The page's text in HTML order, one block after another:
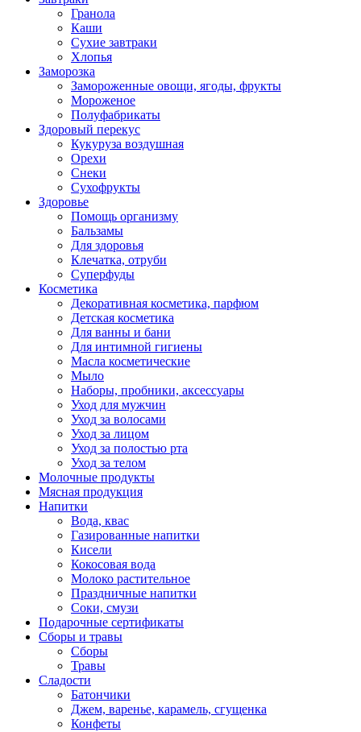
Гранола
Каши
Сухие завтраки
Хлопья
Заморозка
Замороженные овощи, ягоды, фрукты
Мороженое
Полуфабрикаты
Здоровый перекус
Кукуруза воздушная
Орехи
Снеки
Сухофрукты
Здоровье
Помощь организму
Бальзамы
Для здоровья
Клечатка, отруби
Суперфуды
Косметика
Декоративная косметика, парфюм
Детская косметика
Для ванны и бани
Для интимной гигиены
Масла косметические
Мыло
Наборы, пробники, аксессуары
Уход для мужчин
Уход за волосами
Уход за лицом
Уход за полостью рта
Уход за телом
Молочные продукты
Мясная продукция
Напитки
Вода, квас
Газированные напитки
Кисели
Кокосовая вода
Молоко растительное
Праздничные напитки
Соки, смузи
Подарочные сертификаты
Сборы и травы
Сборы
Травы
Сладости
Батончики
Джем, варенье, карамель, сгущенка
Конфеты